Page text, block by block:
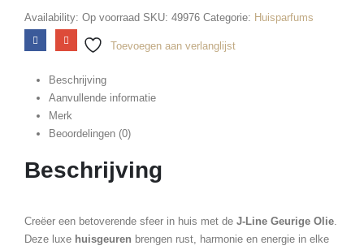
Availability: Op voorraad SKU: 49976 Categorie: Huisparfums
Toevoegen aan verlanglijst
Beschrijving
Aanvullende informatie
Merk
Beoordelingen (0)
Beschrijving
Creëer een betoverende sfeer in huis met de J-Line Geurige Olie.
Deze luxe huisgeuren brengen rust, harmonie en energie in elke